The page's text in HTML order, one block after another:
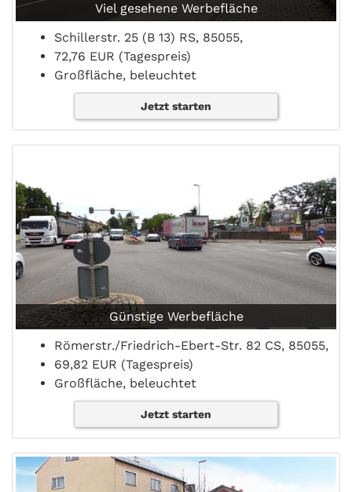
Viel gesehene Werbefläche
Schillerstr. 25 (B 13) RS, 85055,
72,76 EUR (Tagespreis)
Großfläche, beleuchtet
Jetzt starten
Günstige Werbefläche
Römerstr./Friedrich-Ebert-Str. 82 CS, 85055,
69,82 EUR (Tagespreis)
Großfläche, beleuchtet
Jetzt starten